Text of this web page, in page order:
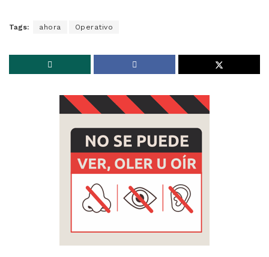
Tags: ahora Operativo